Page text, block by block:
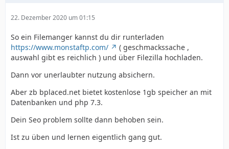
22. Dezember 2020 um 01:15
So ein Filemanger kannst du dir runterladen
https://www.monstaftp.com/
( geschmackssache ,
auswahl gibt es reichlich ) und über Filezilla hochladen.
Dann vor unerlaubter nutzung absichern.
Aber zb bplaced.net bietet kostenlose 1gb speicher an mit
Datenbanken und php 7.3.
Dein Seo problem sollte dann behoben sein.
Ist zu üben und lernen eigentlich gang gut.